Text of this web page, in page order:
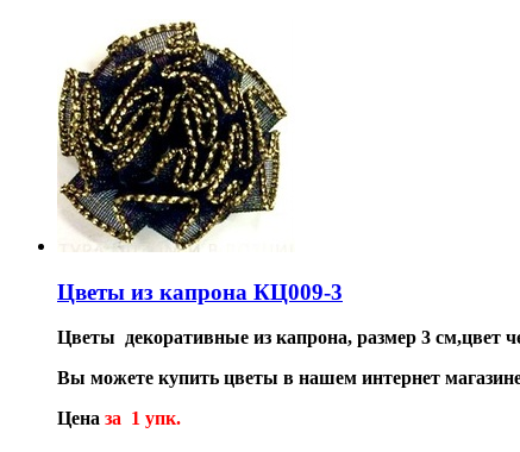
Цветы из капрона КЦ009-3
Цветы декоративные из капрона, размер 3 см,цвет
Вы можете купить цветы в нашем интернет
Цена за 1 упк.